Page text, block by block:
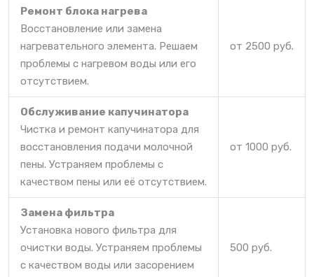
Ремонт блока нагрева
Восстановление или замена
нагревательного элемента. Решаем
проблемы с нагревом воды или его
отсутствием.
от 2500 руб.
Обслуживание капучинатора
Чистка и ремонт капучинатора для
восстановления подачи молочной
пены. Устраняем проблемы с
качеством пены или её отсутствием.
от 1000 руб.
Замена фильтра
Установка нового фильтра для
очистки воды. Устраняем проблемы
с качеством воды или засорением
500 руб.